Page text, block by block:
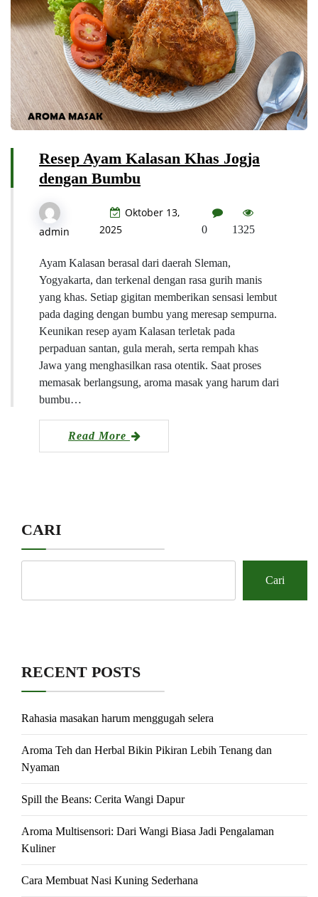
Resep Ayam Kalasan Khas Jogja
dengan Bumbu
admin
Oktober 13,
2025
0 1325
Ayam Kalasan berasal dari daerah Sleman,
Yogyakarta, dan terkenal dengan rasa gurih manis
yang khas. Setiap gigitan memberikan sensasi lembut
pada daging dengan bumbu yang meresap sempurna.
Keunikan resep ayam Kalasan terletak pada
perpaduan santan, gula merah, serta rempah khas
Jawa yang menghasilkan rasa otentik. Saat proses
memasak berlangsung, aroma masak yang harum dari
bumbu…
Read More
CARI
Cari
RECENT POSTS
Rahasia masakan harum menggugah selera
Aroma Teh dan Herbal Bikin Pikiran Lebih Tenang dan
Nyaman
Spill the Beans: Cerita Wangi Dapur
Aroma Multisensori: Dari Wangi Biasa Jadi Pengalaman
Kuliner
Cara Membuat Nasi Kuning Sederhana